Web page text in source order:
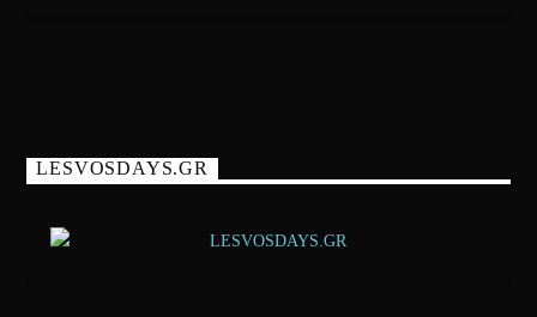
LESVOSDAYS.GR